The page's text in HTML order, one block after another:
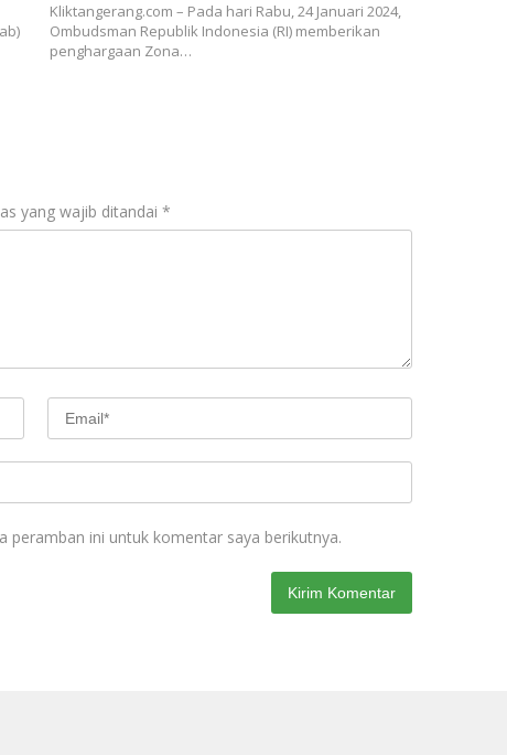
Kliktangerang.com – Pada hari Rabu, 24 Januari 2024,
Ombudsman Republik Indonesia (RI) memberikan
penghargaan Zona…
yang wajib ditandai *
peramban ini untuk komentar saya berikutnya.